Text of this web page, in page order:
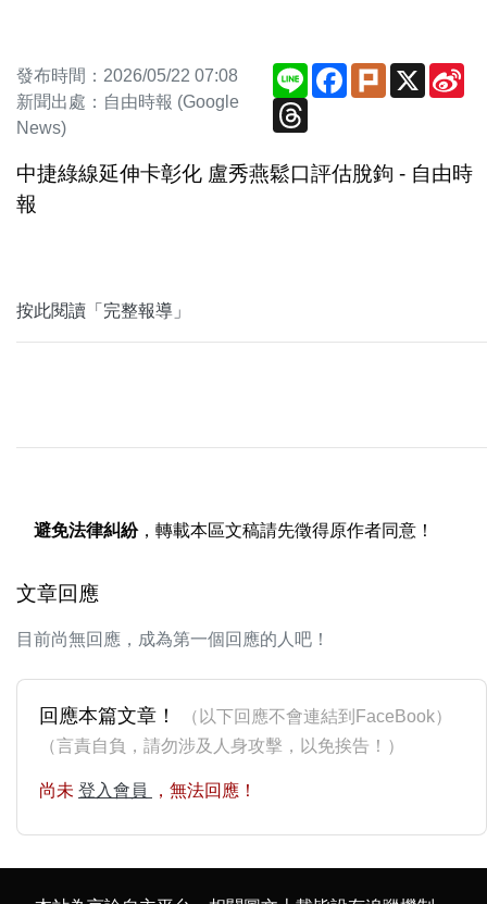
發布時間：2026/05/22 07:08
新聞出處：自由時報 (Google
News)
Line Facebook
Plurk X
中捷綠線延伸卡彰化 盧秀燕鬆口評估脫鉤 - 自由時
報
按此閱讀「完整報導」
避免法律糾紛，轉載本區文稿請先徵得原作者同意！
文章回應
目前尚無回應，成為第一個回應的人吧！
回應本篇文章！
（以下回應不會連結到FaceBook）
（言責自負，請勿涉及人身攻擊，以免挨告！）
尚未 登入會員 ，無法回應！